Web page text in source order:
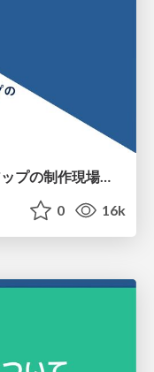
AIを活用した放送技術スタートアップの制作現場改革について
0 16k